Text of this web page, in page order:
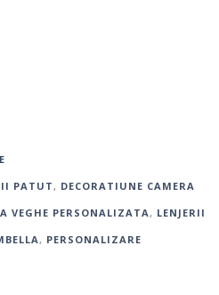
PATUT, DECORATIUNE CAMERA
VEGHE PERSONALIZATA, LENJERII
, PERSONALIZARE